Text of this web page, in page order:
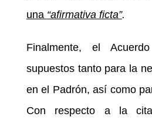
una “afirmativa ficta”.
Finalmente, el
supuestos tanto para la
en el Padrón, así como
Con respecto a la